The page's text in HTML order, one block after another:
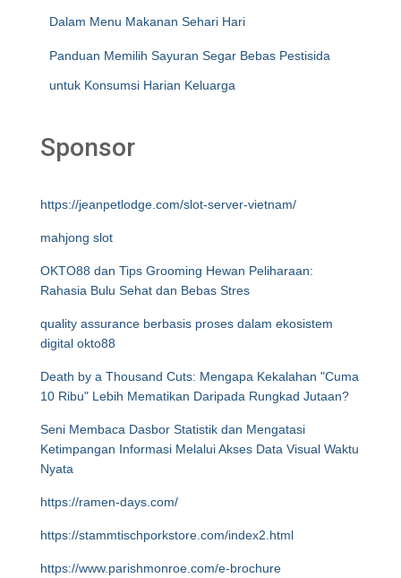
Dalam Menu Makanan Sehari Hari
Panduan Memilih Sayuran Segar Bebas Pestisida
untuk Konsumsi Harian Keluarga
Sponsor
https://jeanpetlodge.com/slot-server-vietnam/
mahjong slot
OKTO88 dan Tips Grooming Hewan Peliharaan:
Rahasia Bulu Sehat dan Bebas Stres
quality assurance berbasis proses dalam ekosistem
digital okto88
Death by a Thousand Cuts: Mengapa Kekalahan "Cuma
10 Ribu" Lebih Mematikan Daripada Rungkad Jutaan?
Seni Membaca Dasbor Statistik dan Mengatasi
Ketimpangan Informasi Melalui Akses Data Visual Waktu
Nyata
https://ramen-days.com/
https://stammtischporkstore.com/index2.html
https://www.parishmonroe.com/e-brochure